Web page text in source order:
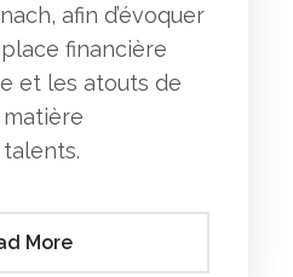
afin d’évoquer
financière
et les atouts de
More